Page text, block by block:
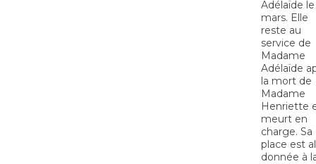
Adélaïde
mars. Elle
reste au
service de
Madame
Adélaïde
la mort de
Madame
Henriette
meurt en
charge. Sa
place est
donnée à